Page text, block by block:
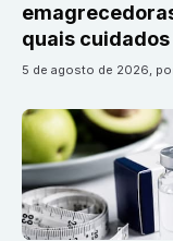
quais
5 de agosto de 2026,